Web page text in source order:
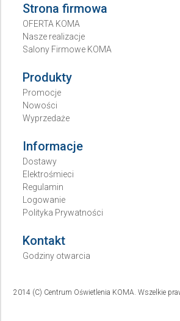
Strona firmowa
OFERTA KOMA
Nasze realizacje
Salony Firmowe KOMA
Produkty
Promocje
Nowości
Wyprzedaże
Informacje
Dostawy
Elektrośmieci
Regulamin
Logowanie
Polityka Prywatności
Kontakt
Godziny otwarcia
2014 (C) Centrum Oświetlenia KOMA. Wszelkie